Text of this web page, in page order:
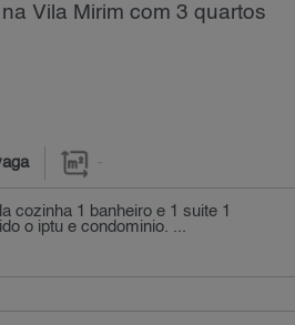
Vila Mirim com 3 quartos
-
cozinha 1 banheiro e 1 suite 1
o iptu e condominio. ...